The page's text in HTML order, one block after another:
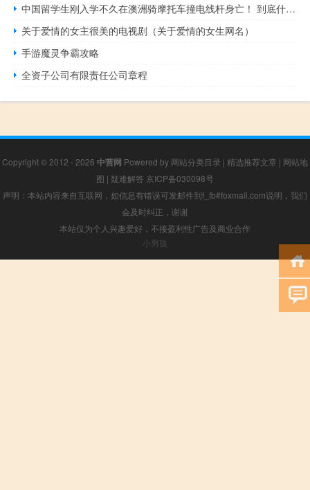
中国留学生刚入学不久在澳洲骑摩托车撞电线杆身亡！ 到底什么情况呢
关于爱情的女主很美的电视剧（关于爱情的女生网名）
手游魔灵争霸攻略
全资子公司有限责任公司章程
Copyright © 2012 - 2026 中营网 Powered by 网站分类目录 | 精选推荐文章 | 网站地
图 | 疑难解答 京ICP备030098号
声明：本站内容来自互联网，如信息有错误可发邮件到f_fb#foxmail.com说明，我们
会及时纠正，谢谢
本站仅为个人兴趣爱好，不接盈利性广告及商业合作
小男孩